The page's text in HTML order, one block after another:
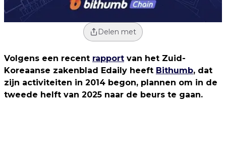
Delen met
Volgens een recent rapport van het Zuid-
Koreaanse zakenblad Edaily heeft Bithumb, dat
zijn activiteiten in 2014 begon, plannen om in de
tweede helft van 2025 naar de beurs te gaan.